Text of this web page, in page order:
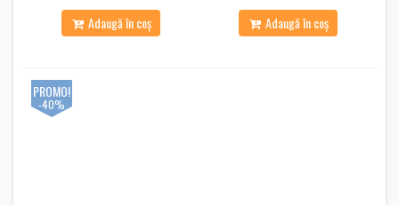
Adaugă în coș
Adaugă în coș
PROMO!
-40%